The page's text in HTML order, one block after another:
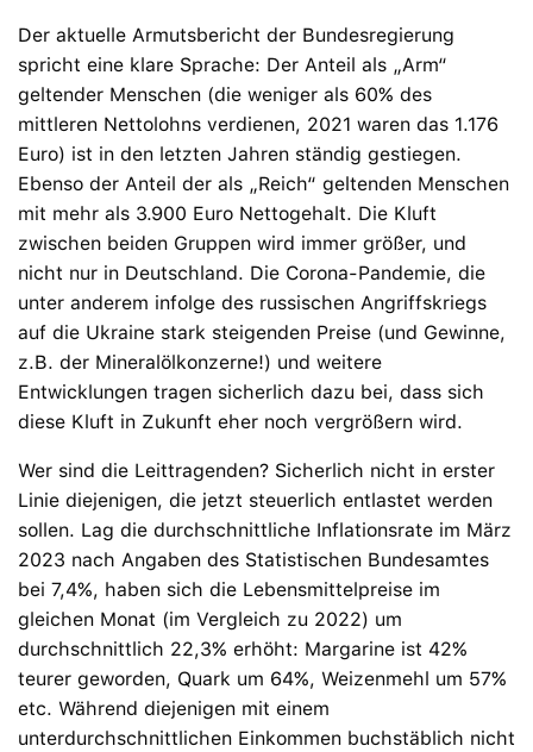
Der aktuelle Armutsbericht der Bundesregierung
spricht eine klare Sprache: Der Anteil als „Arm“
geltender Menschen (die weniger als 60% des
mittleren Nettolohns verdienen, 2021 waren das 1.176
Euro) ist in den letzten Jahren ständig gestiegen.
Ebenso der Anteil der als „Reich“ geltenden Menschen
mit mehr als 3.900 Euro Nettogehalt. Die Kluft
zwischen beiden Gruppen wird immer größer, und
nicht nur in Deutschland. Die Corona-Pandemie, die
unter anderem infolge des russischen Angriffskriegs
auf die Ukraine stark steigenden Preise (und Gewinne,
z.B. der Mineralölkonzerne!) und weitere
Entwicklungen tragen sicherlich dazu bei, dass sich
diese Kluft in Zukunft eher noch vergrößern wird.
Wer sind die Leittragenden? Sicherlich nicht in erster
Linie diejenigen, die jetzt steuerlich entlastet werden
sollen. Lag die durchschnittliche Inflationsrate im März
2023 nach Angaben des Statistischen Bundesamtes
bei 7,4%, haben sich die Lebensmittelpreise im
gleichen Monat (im Vergleich zu 2022) um
durchschnittlich 22,3% erhöht: Margarine ist 42%
teurer geworden, Quark um 64%, Weizenmehl um 57%
etc. Während diejenigen mit einem
unterdurchschnittlichen Einkommen buchstäblich nicht